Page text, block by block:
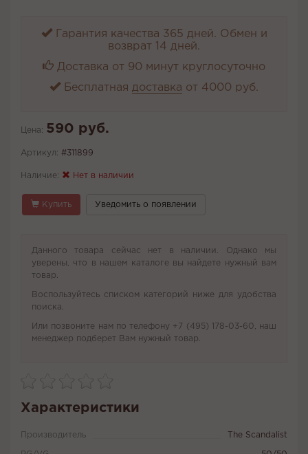
Гарантия качества 365 дней. Обмен и
возврат 14 дней.
Доставка от 90 минут круглосуточно
Бесплатная доставка от 4000 руб.
Цена: 590 руб.
Артикул: #311899
Наличие: Нет в наличии
Купить Уведомить о появлении
Данного товара сейчас нет в наличии. Однако мы
уверены, что в нашем каталоге вы найдете нужный вам
товар.
Воспользуйтесь списком категорий ниже для удобства
поиска.
Или позвоните нам по телефону +7 (495) 178-03-60, наш
менеджер подберет Вам нужный товар.
Характеристики
Производитель The Scandalist